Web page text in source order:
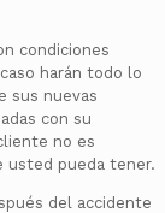
condiciones
harán todo lo
sus nuevas
con su
no es
usted pueda tener.
del accidente